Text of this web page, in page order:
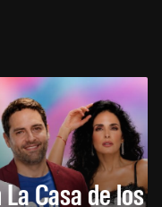
Casa de los